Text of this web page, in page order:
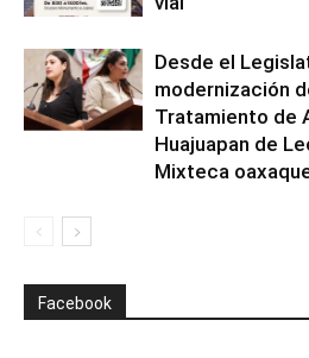
Desde el
modernización
Tratamiento de
Huajuapan de
Mixteca
Facebook